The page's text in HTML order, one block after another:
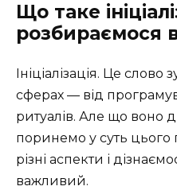
Що таке
розбираємося
Ініціалізація. Це слово
сферах — від
ритуалів. Але що воно
поринемо у суть цього
різні аспекти і
важливий.